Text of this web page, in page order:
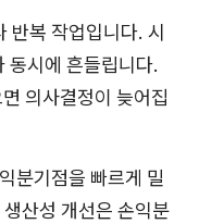
반복 작업입니다. 시
동시에 흔들립니다.
의사결정이 늦어집
분기점을 빠르게 밀
산성 개선은 손익분